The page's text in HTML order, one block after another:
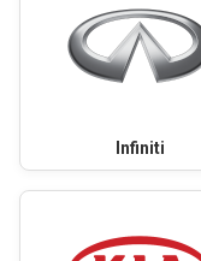
Infiniti